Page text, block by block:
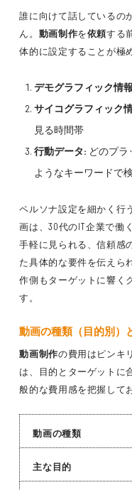
誰に向けて話しているの
ん。 動画制作を依頼する
体的に設定することが極
デモグラフィック情
サイコグラフィック
見る時間帯
行動データ: どのプ
ようなキーワードで
ペルソナ設定を細かく行
画は、30代のIT企業で働
手軽に見られる、信頼感
た具体的な要件を伝えら
作側もターゲットに響く
す。
動画の種類（目的別）
動画制作の費用はピンキ
は、目的とターゲットに
般的な費用感を把握して
動画の種類
主な目的